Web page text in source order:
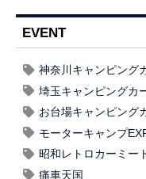
EVENT
神奈川キャンピング
埼玉キャンピングカ
お台場キャンピング
モーターキャンプ
昭和レトロカーミー
痛車天国